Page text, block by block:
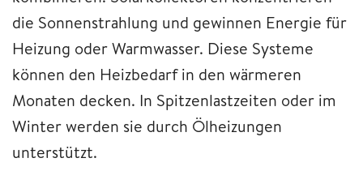
die Sonnenstrahlung und gewinnen Energie für
Heizung oder Warmwasser. Diese Systeme
können den Heizbedarf in den wärmeren
Monaten decken. In Spitzenlastzeiten oder im
Winter werden sie durch Ölheizungen
unterstützt.